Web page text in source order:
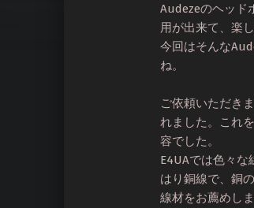
Audezeのヘッド
用が出来て、楽
今回はそんな
ね。
ご依頼いただき
れました。これ
容でした。
E4UAでは色々
はり銅線で、銅
線材をお薦めしま